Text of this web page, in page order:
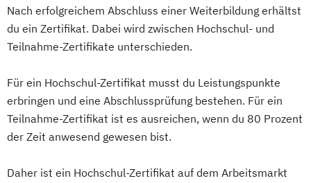
Buchhaltung
Buchhaltung und Bilanzierung
Buchhaltung und Steuerrecht
Börsenmanagement
Börsenpsychologie
Controlling
Controlling und Kostenrechnung
Customer Relationship Management
Nach erfolgreichem Abschluss einer Weiterbildung erhältst
du ein Zertifikat. Dabei wird zwischen Hochschul- und
Teilnahme-Zertifikate unterschieden.
Für ein Hochschul-Zertifikat musst du Leistungspunkte
erbringen und eine Abschlussprüfung bestehen. Für ein
Teilnahme-Zertifikat ist es ausreichen, wenn du 80 Prozent
der Zeit anwesend gewesen bist.
Daher ist ein Hochschul-Zertifikat auf dem Arbeitsmarkt